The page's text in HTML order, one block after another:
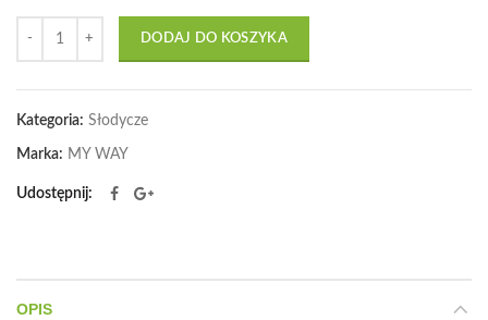
DODAJ DO KOSZYKA
Kategoria: Słodycze
Marka: MY WAY
Udostępnij
OPIS